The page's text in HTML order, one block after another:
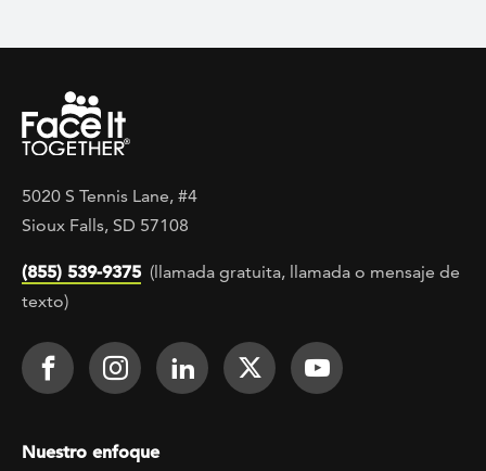
5020 S Tennis Lane, #4
Sioux Falls, SD 57108
(855) 539-9375 (llamada gratuita, llamada o mensaje de
texto)
Footer Social
Face It TOGETHER on Facebook
Face It TOGETHER on
Face It TOGETHER on
Face ItFace It
Footer menu
Nuestro enfoque